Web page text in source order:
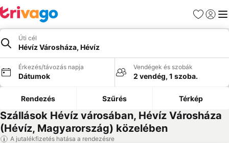
Kedvencek
Úti cél
Hévíz Városháza, Hévíz
Érkezés/távozás napja
Dátumok
Vendégek és szobák
2 vendég, 1 szoba.
Rendezés Szűrés Térkép
Szállások Hévíz városában, Hévíz Városháza
(Hévíz, Magyarország) közelében
A jutalékfizetés hatása a rendezésre